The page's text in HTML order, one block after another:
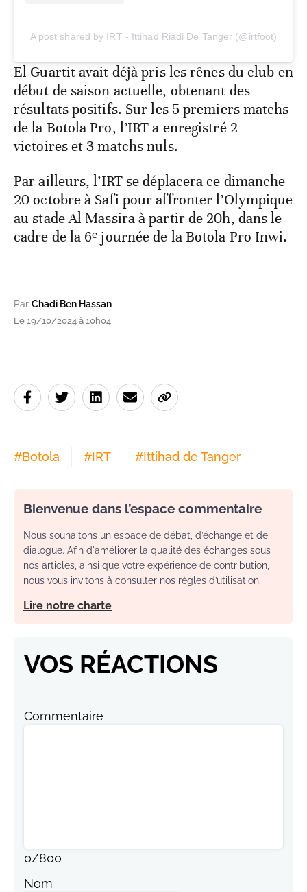
A post shared by IRT - Ittihad Riadi De Tanger (@irtfoot)
El Guartit avait déjà pris les rênes du club en
début de saison actuelle, obtenant des
résultats positifs. Sur les 5 premiers matchs
de la Botola Pro, l’IRT a enregistré 2
victoires et 3 matchs nuls.
Par ailleurs, l’IRT se déplacera ce dimanche
20 octobre à Safi pour affronter l’Olympique
au stade Al Massira à partir de 20h, dans le
cadre de la 6ᵉ journée de la Botola Pro Inwi.
Par Chadi Ben Hassan
Le 19/10/2024 à 10h04
#Botola #IRT #Ittihad de Tanger
Bienvenue dans l’espace commentaire
Nous souhaitons un espace de débat, d’échange et de
dialogue. Afin d'améliorer la qualité des échanges sous
nos articles, ainsi que votre expérience de contribution,
nous vous invitons à consulter nos règles d’utilisation.
Lire notre charte
VOS RÉACTIONS
Commentaire
0/800
Nom